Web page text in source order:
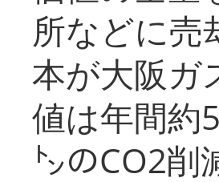
所などに売
本が大阪ガ
値は年間約
㌧のCO2